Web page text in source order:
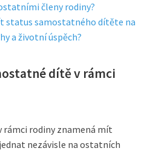
členy rodiny?
status samostatného dítěte na
a životní úspěch?
dítě v rámci
rodiny znamená mít
nezávisle na ostatních